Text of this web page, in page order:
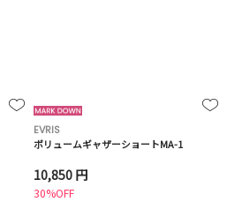
EVRIS
ボリュームギャザーショートMA-1
10,850 円
30%OFF